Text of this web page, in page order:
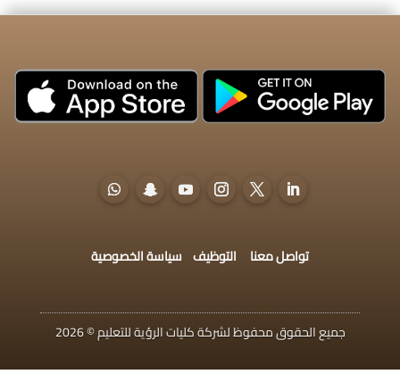
تواصل معنا التوظيف سياسة الخصوصية
جميع الحقوق محفوظ لشركة كليات الرؤية للتعليم © 2026